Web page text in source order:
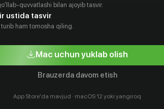
Спиро
Маландракис
Aktyor
Маршал
quvvatlashi bilan ajoyib tasvir.
ustida tasvir
turib ham tomosha qiling.
Mac uchun yuklab olish
Brauzerda davom etish
App Store'da mavjud · macOS 12 yoki yangiroq